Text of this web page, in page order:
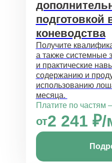
подготовкой
коневодства
Получите
а также системные
и практические
содержанию и
использованию
месяца.
Платите по частям
от2 241 ₽/